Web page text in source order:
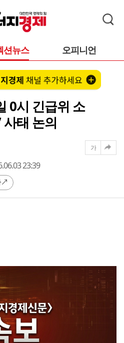
션뉴스 오피니언
0시 긴급위 소
사태 논의
23:39
가